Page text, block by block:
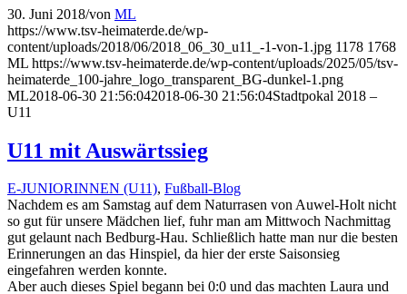
30. Juni 2018/von ML
https://www.tsv-heimaterde.de/wp-
content/uploads/2018/06/2018_06_30_u11_-1-von-1.jpg 1178 1768
ML https://www.tsv-heimaterde.de/wp-content/uploads/2025/05/tsv-
heimaterde_100-jahre_logo_transparent_BG-dunkel-1.png
ML2018-06-30 21:56:042018-06-30 21:56:04Stadtpokal 2018 –
U11
U11 mit Auswärtssieg
E-JUNIORINNEN (U11), Fußball-Blog
Nachdem es am Samstag auf dem Naturrasen von Auwel-Holt nicht
so gut für unsere Mädchen lief, fuhr man am Mittwoch Nachmittag
gut gelaunt nach Bedburg-Hau. Schließlich hatte man nur die besten
Erinnerungen an das Hinspiel, da hier der erste Saisonsieg
eingefahren werden konnte.
Aber auch dieses Spiel begann bei 0:0 und das machten Laura und